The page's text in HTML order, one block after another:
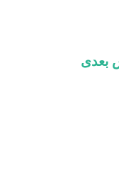
بعدی